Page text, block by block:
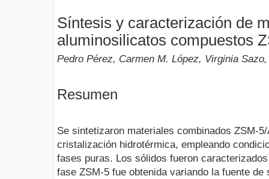
Síntesis y caracterización de
aluminosilicatos compuestos
Pedro Pérez, Carmen M. López, Virginia
Resumen
Se sintetizaron materiales combinados ZSM-
cristalización hidrotérmica, empleando
fases puras. Los sólidos fueron
fase ZSM-5 fue obtenida variando la fuente